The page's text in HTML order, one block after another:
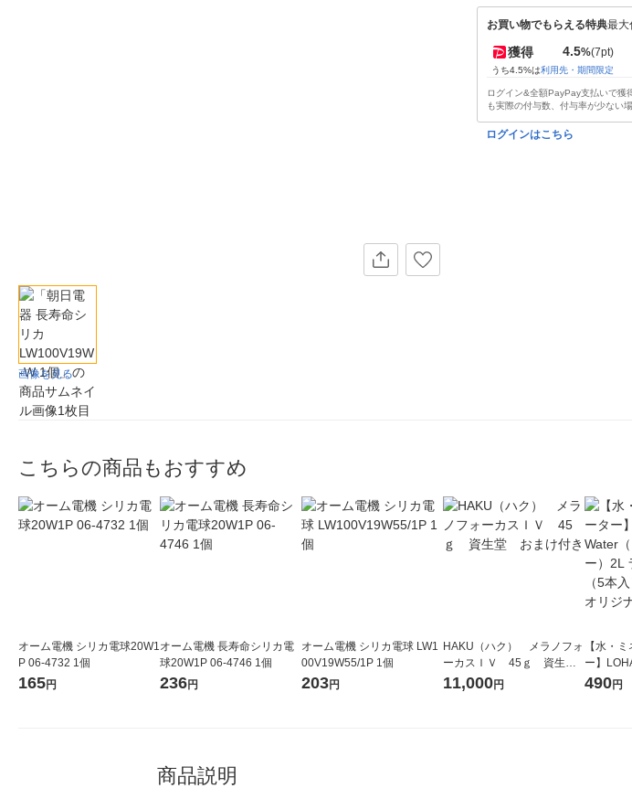
画像を見る
お買い物でもらえる特典最大
獲得 4.5%(7pt)
うち4.5%は利用先・期間限定
ログイン&全額PayPay支払いで獲
も実際の付与数、付与率が少ない
ログインはこちら
こちらの商品もおすすめ
オーム電機 シリカ電球20W1
P 06-4732 1個
165円
オーム電機 長寿命シリカ電
球20W1P 06-4746 1個
236円
オーム電機 シリカ電球 LW1
00V19W55/1P 1個
203円
HAKU（ハク） メラノフォ
ーカスＩＶ 45ｇ 資生
堂 おまけ付き
11,000円
【水・
ー】
コウォー
490円
商品説明